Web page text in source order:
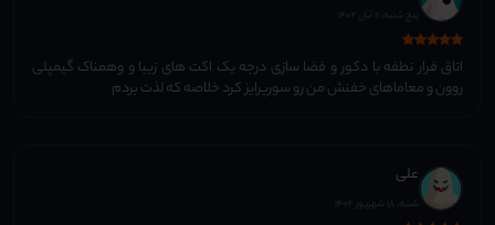
پنج شنبه، 11 آبان 1402
اتاق فرار نطفه با دکور و فضا سازی درجه یک اکت های زیبا و وهمناک گیمپلی
روون و معاماهای خفنش من رو سورپرایز کرد خلاصه که لذت بردم
علی
شنبه، 18 شهریور 1402